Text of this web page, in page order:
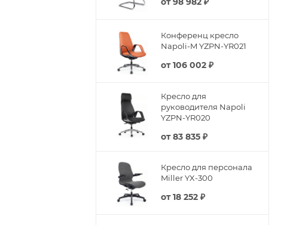
Конференц кресло
Napoli-M YZPN-YR021
от106 002 ₽
Кресло для
руководителя Napoli
YZPN-YR020
от83 835 ₽
Кресло для персонала
Miller YX-300
от18 252 ₽